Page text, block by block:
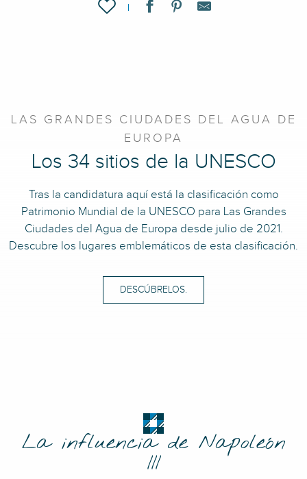
LAS GRANDES CIUDADES DEL AGUA DE
EUROPA
Los 34 sitios de la UNESCO
Tras la candidatura aquí está la clasificación como
Patrimonio Mundial de la UNESCO para Las Grandes
Ciudades del Agua de Europa desde julio de 2021.
Descubre los lugares emblemáticos de esta clasificación.
DESCÚBRELOS.
La influencia de Napoleón
III